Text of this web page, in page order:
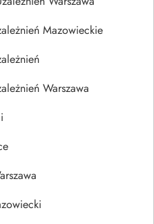
Mazowieckie
Warszawa